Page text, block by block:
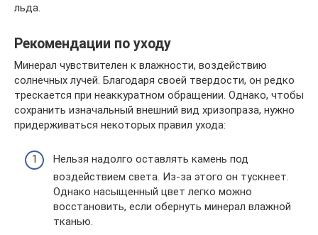
льда.
Рекомендации по уходу
Минерал чувствителен к влажности, воздействию
солнечных лучей. Благодаря своей твердости, он редко
трескается при неаккуратном обращении. Однако, чтобы
сохранить изначальный внешний вид хризопраза, нужно
придерживаться некоторых правил ухода:
Нельзя надолго оставлять камень под
воздействием света. Из-за этого он тускнеет.
Однако насыщенный цвет легко можно
восстановить, если обернуть минерал влажной
тканью.